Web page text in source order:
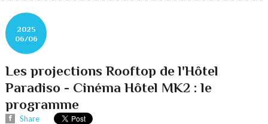
2025
06/06
Les projections Rooftop de l'Hôtel
Paradiso - Cinéma Hôtel MK2 : le
programme
Share